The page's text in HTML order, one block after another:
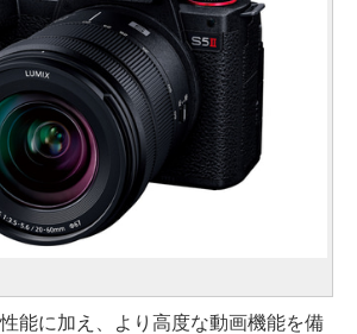
能に加え、より高度な動画機能を備